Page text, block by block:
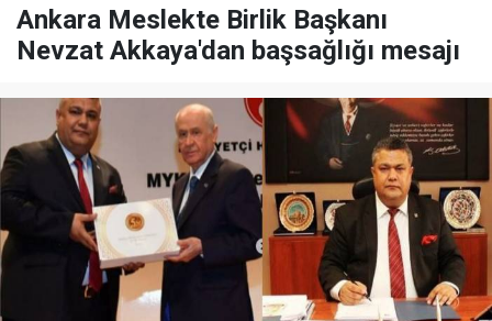
Ankara Meslekte Birlik Başkanı
Nevzat Akkaya'dan başsağlığı mesajı